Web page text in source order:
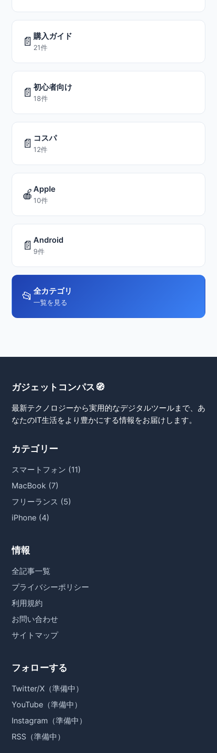
📄 購入ガイド
21件
📄 初心者向け
18件
📄 コスパ
12件
🍎 Apple
10件
📄 Android
9件
📂 全カテゴリ
一覧を見る
ガジェットコンパス🧭
最新テクノロジーから実用的なデジタルツールまで、あ
なたのIT生活をより豊かにする情報をお届けします。
カテゴリー
スマートフォン (11)
MacBook (7)
フリーランス (5)
iPhone (4)
情報
全記事一覧
プライバシーポリシー
利用規約
お問い合わせ
サイトマップ
フォローする
Twitter/X（準備中）
YouTube（準備中）
Instagram（準備中）
RSS（準備中）